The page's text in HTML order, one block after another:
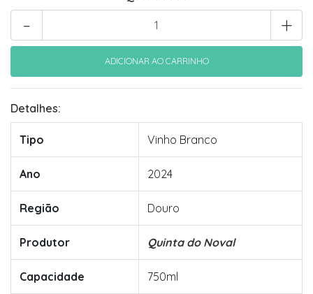
+
-
Detalhes:
Tipo Vinho Branco
Ano 2024
Região Douro
Produtor Quinta do Noval
Capacidade 750ml